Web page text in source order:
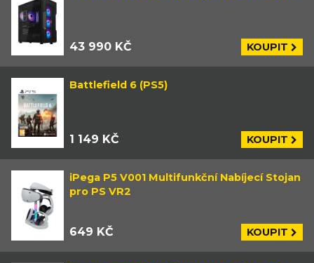
43 990 KČ KOUPIT
Battlefield 6 (PS5)
1 149 KČ KOUPIT
iPega P5 V001 Multifunkční Nabíjecí Stojan
pro PS VR2
649 KČ KOUPIT